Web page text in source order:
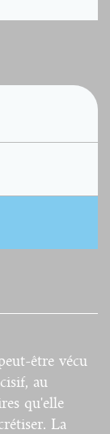
être vécu
au
qu'elle
La